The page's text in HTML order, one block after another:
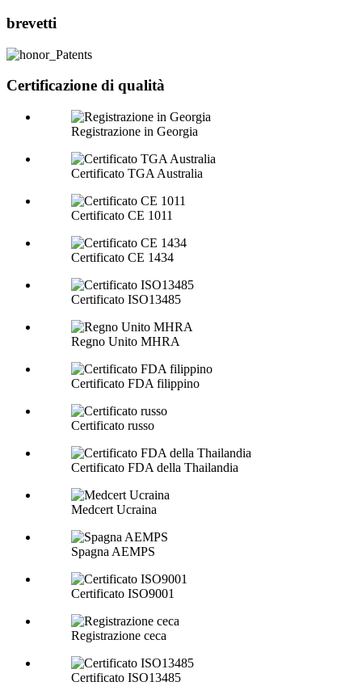
brevetti
Certificazione di qualità
Registrazione in Georgia
Certificato TGA Australia
Certificato CE 1011
Certificato CE 1434
Certificato ISO13485
Regno Unito MHRA
Certificato FDA filippino
Certificato russo
Certificato FDA della Thailandia
Medcert Ucraina
Spagna AEMPS
Certificato ISO9001
Registrazione ceca
Certificato ISO13485